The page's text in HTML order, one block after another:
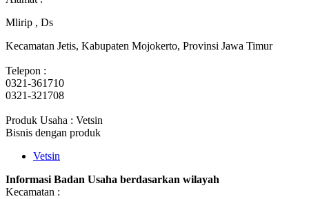
Mlirip , Ds
Kecamatan Jetis, Kabupaten Mojokerto, Provinsi Jawa Timur
Telepon :
0321-361710
0321-321708
Produk Usaha : Vetsin
Bisnis dengan produk
Vetsin
Informasi Badan Usaha berdasarkan wilayah
Kecamatan :